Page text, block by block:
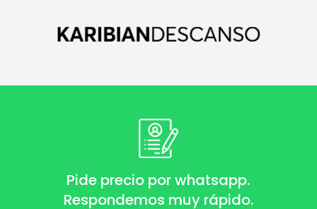
Pide precio por whatsapp.
Respondemos muy rápido.